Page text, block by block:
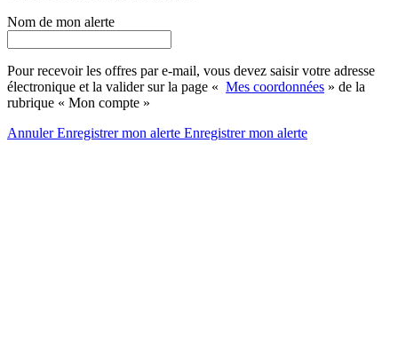
Nom de mon alerte
Pour recevoir les offres par e-mail, vous devez saisir votre adresse
électronique et la valider sur la page « Mes coordonnées » de la
rubrique « Mon compte »
AnnulerEnregistrer mon alerte Enregistrermon alerte